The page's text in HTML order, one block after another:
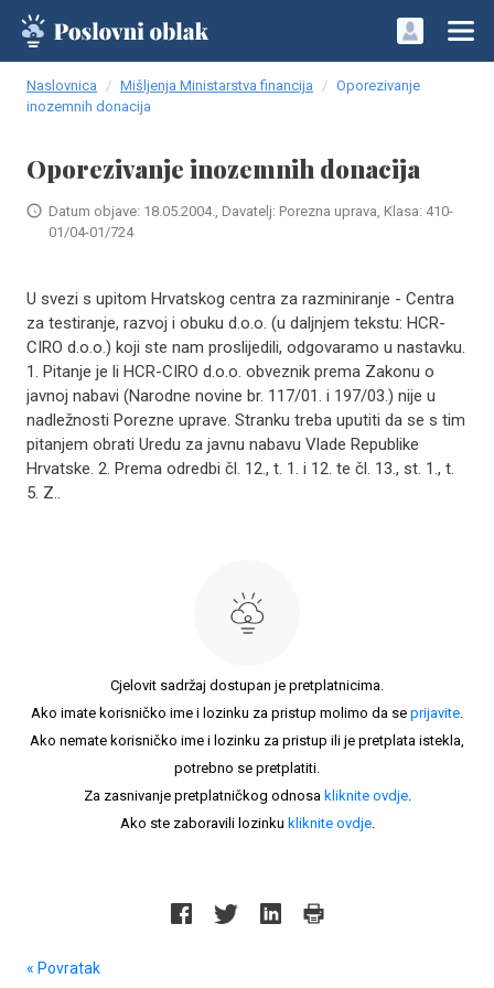
Naslovnica Mišljenja Ministarstva financija
Oporezivanje
inozemnih donacija
Oporezivanje inozemnih donacija
Datum objave: 18.05.2004., Davatelj: Porezna uprava, Klasa: 410-
01/04-01/724
U svezi s upitom Hrvatskog centra za razminiranje - Centra
za testiranje, razvoj i obuku d.o.o. (u daljnjem tekstu: HCR-
CIRO d.o.o.) koji ste nam proslijedili, odgovaramo u nastavku.
1. Pitanje je li HCR-CIRO d.o.o. obveznik prema Zakonu o
javnoj nabavi (Narodne novine br. 117/01. i 197/03.) nije u
nadležnosti Porezne uprave. Stranku treba uputiti da se s tim
pitanjem obrati Uredu za javnu nabavu Vlade Republike
Hrvatske. 2. Prema odredbi čl. 12., t. 1. i 12. te čl. 13., st. 1., t.
5. Z..
Cjelovit sadržaj dostupan je pretplatnicima.
Ako imate korisničko ime i lozinku za pristup molimo da se prijavite.
Ako nemate korisničko ime i lozinku za pristup ili je pretplata istekla,
potrebno se pretplatiti.
Za zasnivanje pretplatničkog odnosa kliknite ovdje.
Ako ste zaboravili lozinku kliknite ovdje.
« Povratak